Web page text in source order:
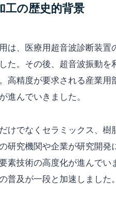
工の歴史的背景
は、医療用超音波診断装
た。その後、超音波振動
高精度が要求される産業用
進んでいきました。
けでなくセラミックス、
研究機関や企業が研究開
素技術の高度化が進んで
普及が一段と加速しました。